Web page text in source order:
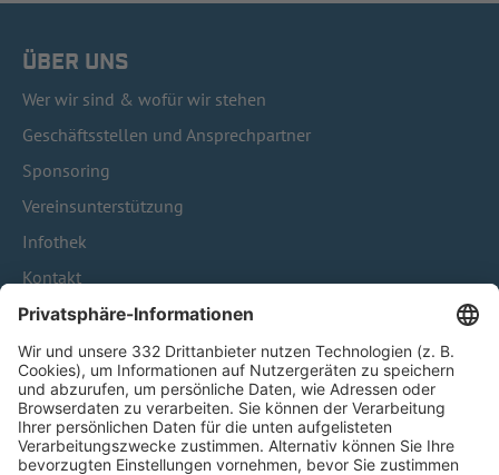
ÜBER UNS
Wer wir sind & wofür wir stehen
Geschäftsstellen und Ansprechpartner
Sponsoring
Vereinsunterstützung
Infothek
Kontakt
HÄUFIG BESUCHTE SEITEN
Pässe und Vereinswechsel
Trainerausbildung
Schulungsangebot Vereinsmitarbeiter